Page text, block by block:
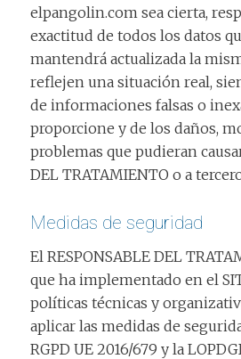
elpangolin.com sea cierta,
exactitud de todos los datos
mantendrá actualizada la
reflejen una situación real,
de informaciones falsas o
proporcione y de los daños,
problemas que pudieran
DEL TRATAMIENTO o a
Medidas de seguridad
El RESPONSABLE DEL
que ha implementado en el
políticas técnicas y
aplicar las medidas de
RGPD UE 2016/679 y la